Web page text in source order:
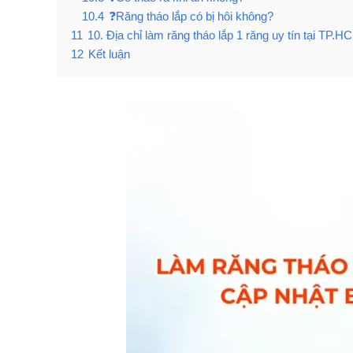
10.4 ❓Răng tháo lắp có bị hôi không?
11 10. Địa chỉ làm răng tháo lắp 1 răng uy tín tại
12 Kết luận